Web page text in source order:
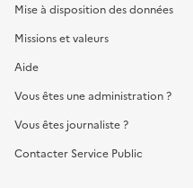
Mise à disposition des données
Missions et valeurs
Aide
Vous êtes une administration ?
Vous êtes journaliste ?
Contacter Service Public